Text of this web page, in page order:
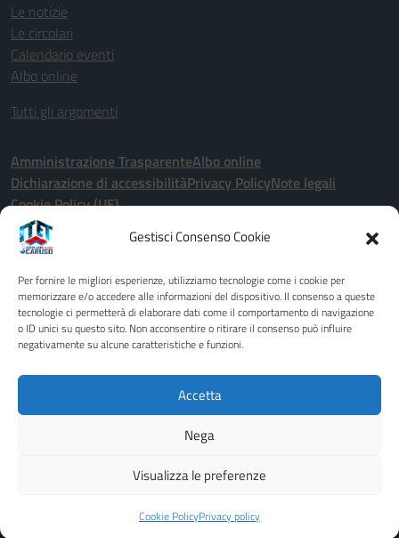
Gestisci Consenso Cookie
Per fornire le migliori esperienze, utilizziamo tecnologie come i cookie per
memorizzare e/o accedere alle informazioni del dispositivo. Il consenso a queste
tecnologie ci permetterà di elaborare dati come il comportamento di navigazione
o ID unici su questo sito. Non acconsentire o ritirare il consenso può influire
negativamente su alcune caratteristiche e funzioni.
Accetta
Nega
Visualizza le preferenze
Cookie PolicyPrivacy policy
Le notizie
Le circolari
Calendario eventi
Albo online
Tutti gli argomenti
Amministrazione TrasparenteAlbo online
Dichiarazione di accessibilitàPrivacy PolicyNote legali
Cookie Policy (UE)
Seguici su:
Indirizzo:Via John Fitzgerald Kennedy 2 - 91011 - Alcamo (TP)
Centralino:0924507600 Email:tptd02000x@istruzione.it
Posta elettronica certificata (PEC):tptd02000x@pec.istruzione.it
Codice meccanografico:
Codice unico di fatturazione (CUF): UFCB1B
Idea e progetto di Designers Italia